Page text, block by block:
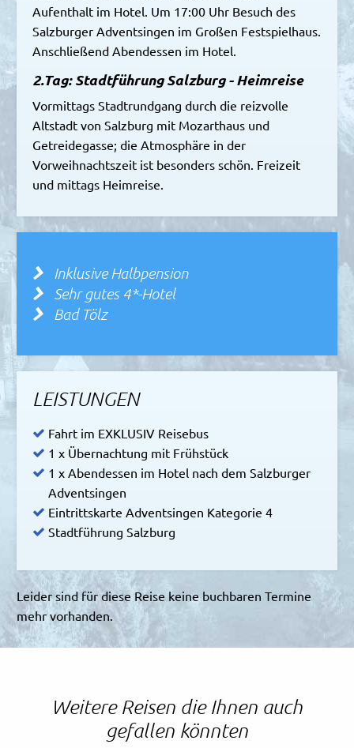
Aufenthalt im Hotel. Um 17:00 Uhr Besuch des
Salzburger Adventsingen im Großen Festspielhaus.
Anschließend Abendessen im Hotel.
2.Tag: Stadtführung Salzburg - Heimreise
Vormittags Stadtrundgang durch die reizvolle
Altstadt von Salzburg mit Mozarthaus und
Getreidegasse; die Atmosphäre in der
Vorweihnachtszeit ist besonders schön. Freizeit
und mittags Heimreise.
Inklusive Halbpension
Sehr gutes 4*-Hotel
Bad Tölz
LEISTUNGEN
Fahrt im EXKLUSIV Reisebus
1 x Übernachtung mit Frühstück
1 x Abendessen im Hotel nach dem Salzburger
Adventsingen
Eintrittskarte Adventsingen Kategorie 4
Stadtführung Salzburg
Leider sind für diese Reise keine buchbaren Termine
mehr vorhanden.
Weitere Reisen die Ihnen auch
gefallen könnten